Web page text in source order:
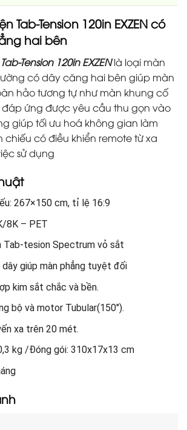
Tab-Tension 120in EXZEN có
hai bên
Tension 120in EXZENlà loại màn
có dây căng hai bên giúp màn
hảo tương tự như màn khung cố
ứng được yêu cầu thu gọn vào
giúp tối ưu hoá không gian làm
chiếu có điều khiển remote từ xa
sử dụng
267×150 cm, tỉ lệ 16:9
8K – PET
Tab-tesion Spectrum vỏ sắt
giúp màn phẳng tuyệt đối
kim sắt chắc và bền.
bộ và motor Tubular(150″).
xa trên 20 mét.
kg /Đóng gói: 310x17x13 cm